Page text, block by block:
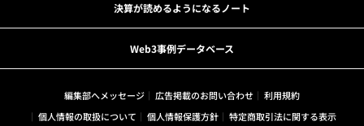
決算が読めるようになるノート
Web3事例データベース
編集部へメッセージ 広告掲載のお問い合わせ
利用規約
個人情報の取扱について
個人情報保護方針
特定商取引法に関する表示